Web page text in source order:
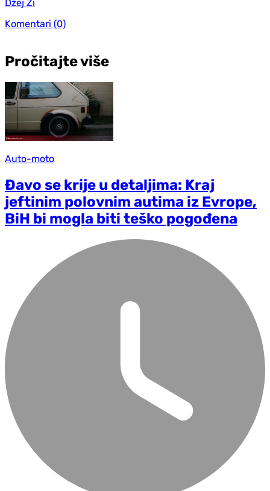
Džej Zi
Komentari (0)
Pročitajte više
Auto-moto
Đavo se krije u detaljima: Kraj
jeftinim polovnim autima iz Evrope,
BiH bi mogla biti teško pogođena